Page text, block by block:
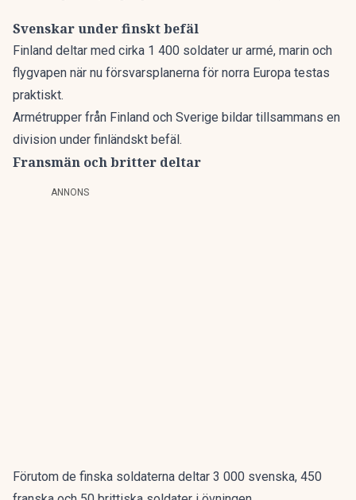
Svenskar under finskt befäl
Finland deltar med cirka 1 400 soldater ur armé, marin och
flygvapen när nu försvarsplanerna för norra Europa testas
praktiskt.
Armétrupper från Finland och Sverige bildar tillsammans en
division under finländskt befäl.
Fransmän och britter deltar
ANNONS
Förutom de finska soldaterna deltar 3 000 svenska, 450